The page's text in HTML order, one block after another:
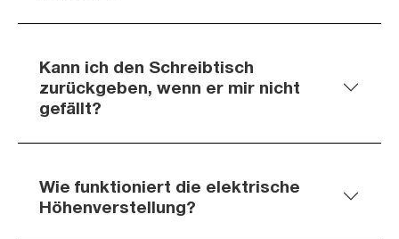
Kann ich den Schreibtisch
zurückgeben, wenn er mir nicht
gefällt?
Wie funktioniert die elektrische
Höhenverstellung?